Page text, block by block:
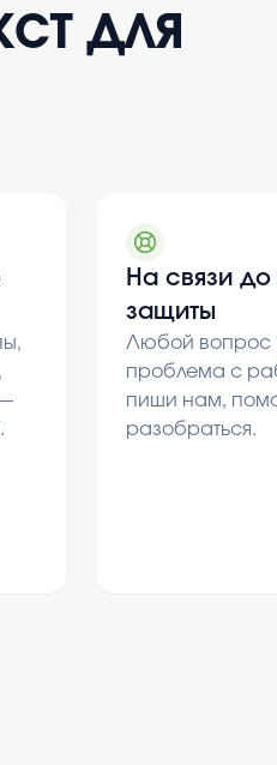
для
На связи
защиты
Любой вопрос
проблема с
пиши нам,
разобраться.